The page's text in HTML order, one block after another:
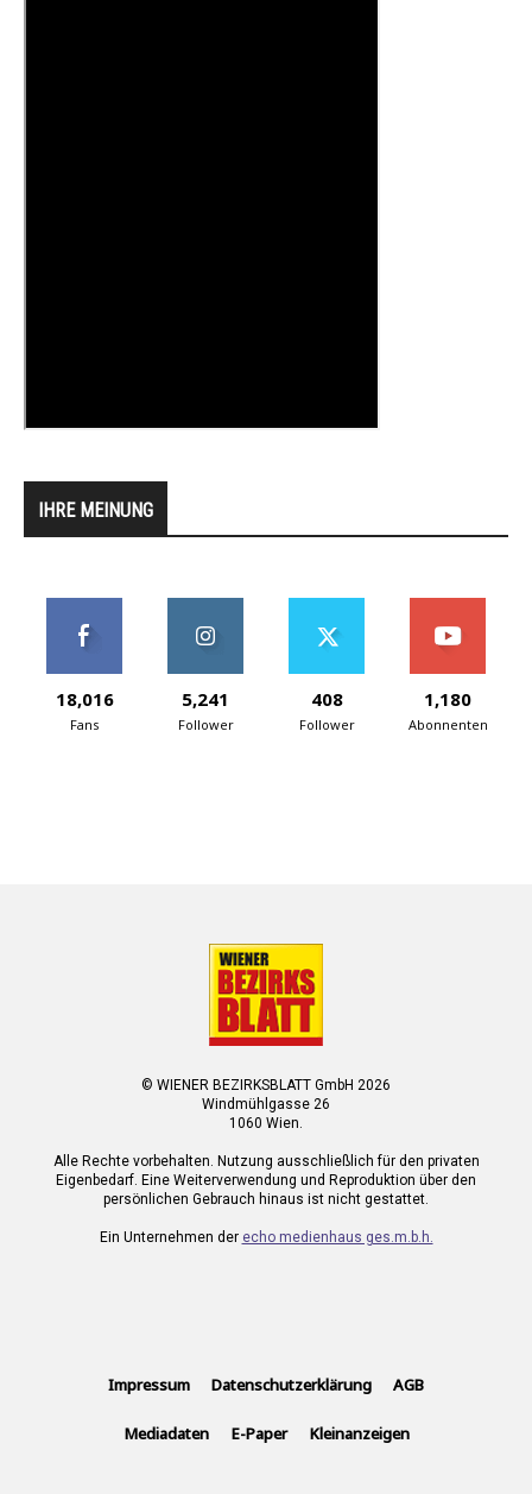
IHRE MEINUNG
18,016
Fans
5,241
Follower
408
Follower
1,180
Abonnenten
© WIENER BEZIRKSBLATT GmbH 2026
Windmühlgasse 26
1060 Wien.
Alle Rechte vorbehalten. Nutzung ausschließlich für den privaten
Eigenbedarf. Eine Weiterverwendung und Reproduktion über den
persönlichen Gebrauch hinaus ist nicht gestattet.
Ein Unternehmen der echo medienhaus ges.m.b.h.
Impressum Datenschutzerklärung AGB
Mediadaten E-Paper Kleinanzeigen